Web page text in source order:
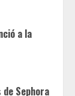
a la
Sephora